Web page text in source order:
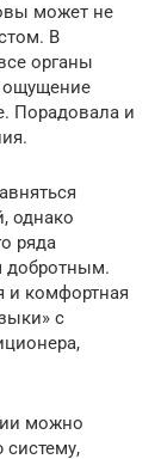
может не
В
органы
ощущение
Порадовала и
однако
ряда
добротным.
и комфортная
с
можно
систему,